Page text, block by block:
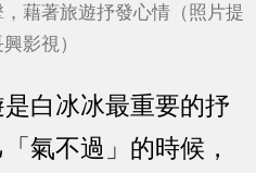
藉著旅遊抒發心情（照片提
影視）
白冰冰最重要的抒
氣不過」的時候，